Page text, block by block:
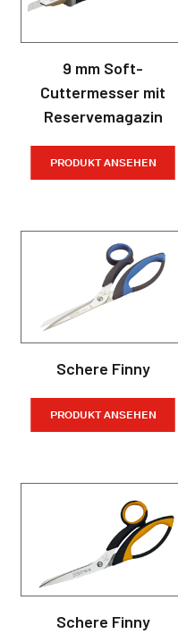
9 mm Soft-
Cuttermesser mit
Reservemagazin
PRODUKT ANSEHEN
Schere Finny
PRODUKT ANSEHEN
Schere Finny